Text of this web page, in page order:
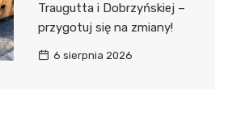
Traugutta i Dobrzyńskiej –
przygotuj się na zmiany!
6 sierpnia 2026